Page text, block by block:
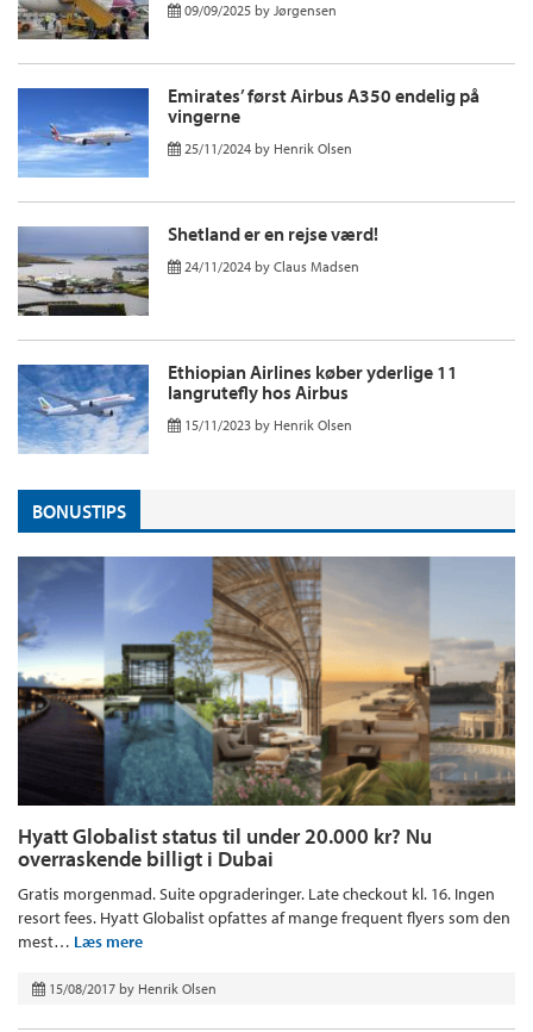
09/09/2025 by Jørgensen
Emirates’ først Airbus A350 endelig på
vingerne
25/11/2024 by Henrik Olsen
Shetland er en rejse værd!
24/11/2024 by Claus Madsen
Ethiopian Airlines køber yderlige 11
langrutefly hos Airbus
15/11/2023 by Henrik Olsen
BONUSTIPS
Hyatt Globalist status til under 20.000 kr? Nu
overraskende billigt i Dubai
Gratis morgenmad. Suite opgraderinger. Late checkout kl. 16. Ingen
resort fees. Hyatt Globalist opfattes af mange frequent flyers som den
mest… Læs mere
15/08/2017 by Henrik Olsen